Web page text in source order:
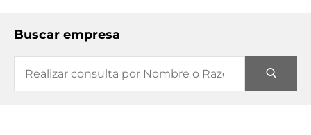
Buscar empresa